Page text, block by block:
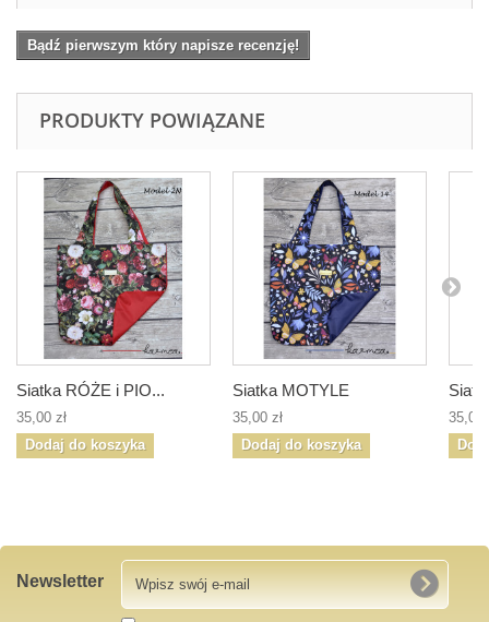
Bądź pierwszym który napisze recenzję!
PRODUKTY POWIĄZANE
Siatka RÓŻE i PIO...
35,00 zł
Dodaj do koszyka
Siatka MOTYLE
35,00 zł
Dodaj do koszyka
35,00
Newsletter